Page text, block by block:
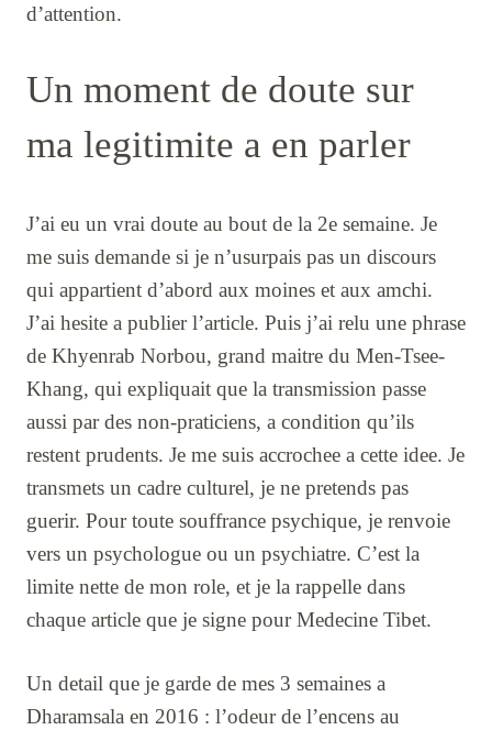
d’attention.
Un moment de doute sur
ma legitimite a en parler
J’ai eu un vrai doute au bout de la 2e semaine. Je
me suis demande si je n’usurpais pas un discours
qui appartient d’abord aux moines et aux amchi.
J’ai hesite a publier l’article. Puis j’ai relu une phrase
de Khyenrab Norbou, grand maitre du Men-Tsee-
Khang, qui expliquait que la transmission passe
aussi par des non-praticiens, a condition qu’ils
restent prudents. Je me suis accrochee a cette idee. Je
transmets un cadre culturel, je ne pretends pas
guerir. Pour toute souffrance psychique, je renvoie
vers un psychologue ou un psychiatre. C’est la
limite nette de mon role, et je la rappelle dans
chaque article que je signe pour Medecine Tibet.
Un detail que je garde de mes 3 semaines a
Dharamsala en 2016 : l’odeur de l’encens au